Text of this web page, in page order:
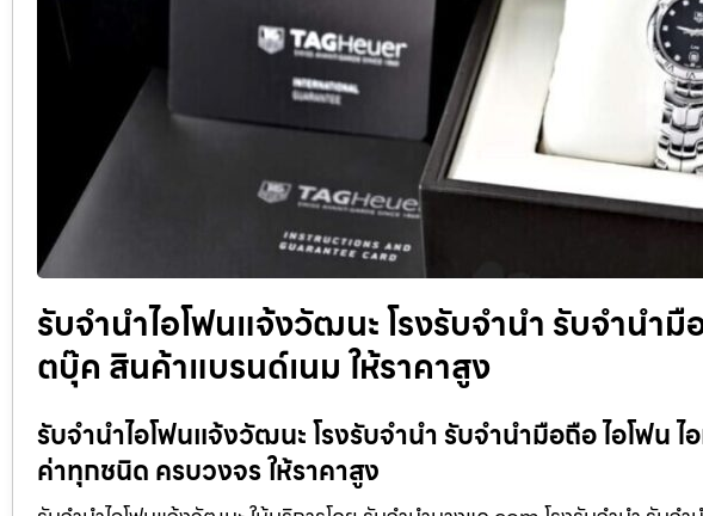
รับจำนำไอโฟนแจ้งวัฒนะ โรงรับจำนำ รับจำนำ
ตบุ๊ค สินค้าแบรนด์เนม ให้ราคาสูง
รับจำนำไอโฟนแจ้งวัฒนะ โรงรับจำนำ รับจำนำมือถือ ไอโฟน
ค่าทุกชนิด ครบวงจร ให้ราคาสูง